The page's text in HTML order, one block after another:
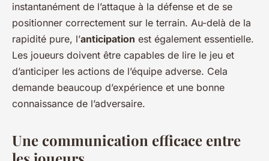
instantanément de l’attaque à la défense et de se
positionner correctement sur le terrain. Au-delà de la
rapidité pure, l’anticipation est également essentielle.
Les joueurs doivent être capables de lire le jeu et
d’anticiper les actions de l’équipe adverse. Cela
demande beaucoup d’expérience et une bonne
connaissance de l’adversaire.
Une communication efficace entre